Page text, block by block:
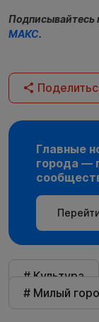
Подписывайтесь
МАКС.
Главные
города —
# Культура
# Милый